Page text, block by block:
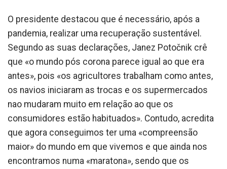
O presidente destacou que é necessário, após a
pandemia, realizar uma recuperação sustentável.
Segundo as suas declarações, Janez Potočnik crê
que «o mundo pós corona parece igual ao que era
antes», pois «os agricultores trabalham como antes,
os navios iniciaram as trocas e os supermercados
nao mudaram muito em relação ao que os
consumidores estão habituados». Contudo, acredita
que agora conseguimos ter uma «compreensão
maior» do mundo em que vivemos e que ainda nos
encontramos numa «maratona», sendo que os